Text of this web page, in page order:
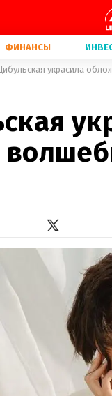
ФИНАНСЫ
украсила